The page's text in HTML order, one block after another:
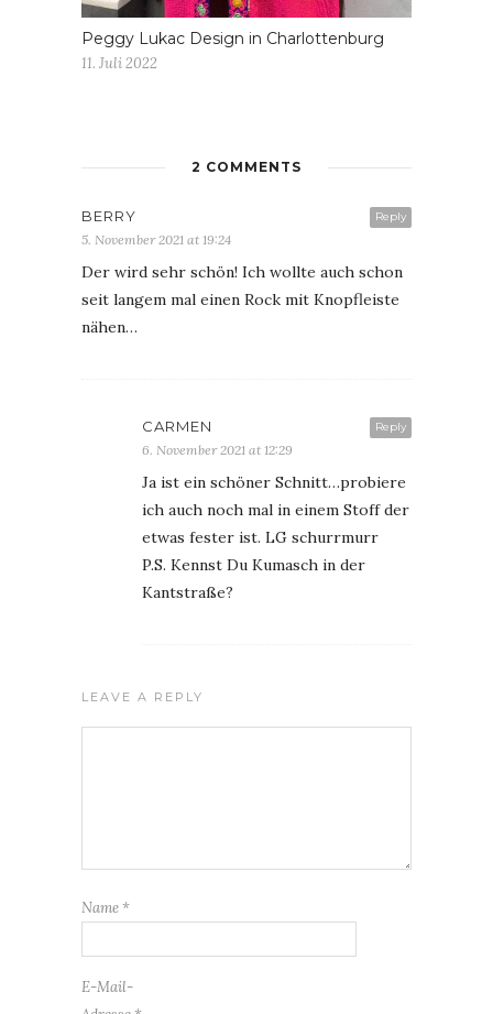
Peggy Lukac Design in Charlottenburg
11. Juli 2022
2 COMMENTS
Reply
BERRY
5. November 2021 at 19:24
Der wird sehr schön! Ich wollte auch schon
seit langem mal einen Rock mit Knopfleiste
nähen…
Reply
CARMEN
6. November 2021 at 12:29
Ja ist ein schöner Schnitt…probiere
ich auch noch mal in einem Stoff der
etwas fester ist. LG schurrmurr
P.S. Kennst Du Kumasch in der
Kantstraße?
LEAVE A REPLY
Name *
E-Mail-